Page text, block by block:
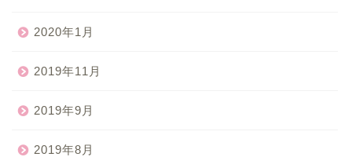
2020年1月
2019年11月
2019年9月
2019年8月